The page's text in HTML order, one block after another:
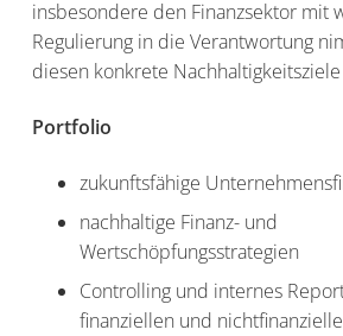
insbesondere den Finanzsektor mit
Regulierung in die Verantwortung
diesen konkrete
Portfolio
zukunftsfähige
nachhaltige Finanz- und
Wertschöpfungsstrategien
Controlling und internes
finanziellen und